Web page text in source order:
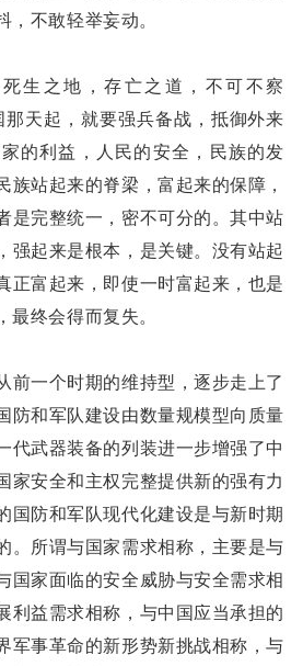
，不敢轻举妄动。
生之地，存亡之道，不可不察
天起，就要强兵备战，抵御外来
的利益，人民的安全，民族的发
族站起来的脊梁，富起来的保障，
是完整统一，密不可分的。其中站
强起来是根本，是关键。没有站起
正富起来，即使一时富起来，也是
终会得而复失。
前一个时期的维持型，逐步走上了
防和军队建设由数量规模型向质量
代武器装备的列装进一步增强了中
家安全和主权完整提供新的强有力
国防和军队现代化建设是与新时期
。所谓与国家需求相称，主要是与
国家面临的安全威胁与安全需求相
利益需求相称，与中国应当承担的
军事革命的新形势新挑战相称，与